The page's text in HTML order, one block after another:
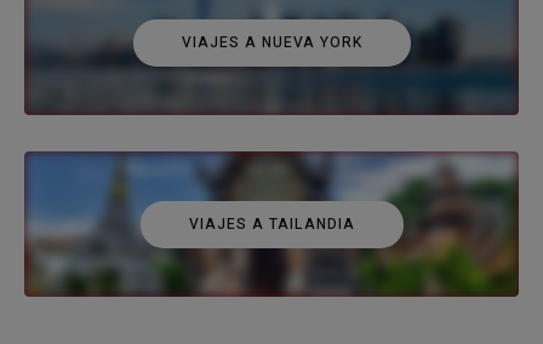
VIAJES A NUEVA YORK
VIAJES A TAILANDIA